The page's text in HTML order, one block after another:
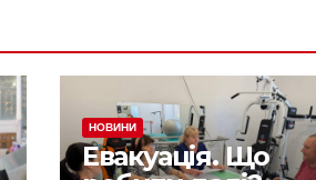
НОВИНИ
Евакуація. Що